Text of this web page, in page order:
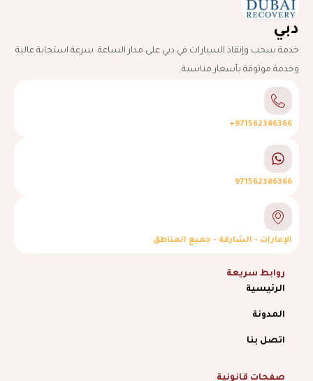
دبي
خدمة سحب وإنقاذ السيارات في دبي على مدار الساعة. سرعة استجابة عالية
وخدمة موثوقة بأسعار مناسبة.
971562386366+
971562386366
الإمارات - الشارقة - جميع المناطق
روابط سريعة
الرئيسية
المدونة
اتصل بنا
صفحات قانونية